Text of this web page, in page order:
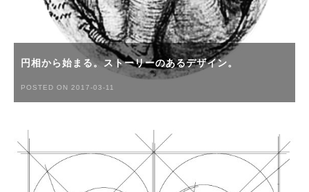
円相から始まる。ストーリーのあるデザイン。
POSTED ON 2017-03-11